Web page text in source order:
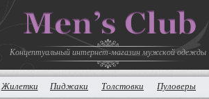
Концептуальный интернет-магазин мужской одежды
Жилетки Пиджаки Толстовки Пуловеры